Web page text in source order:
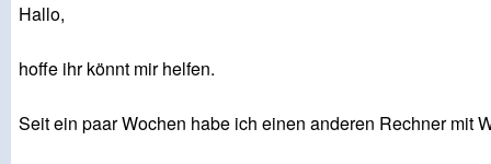
Hallo,
hoffe ihr könnt mir helfen.
Seit ein paar Wochen habe ich einen anderen Rechner mit